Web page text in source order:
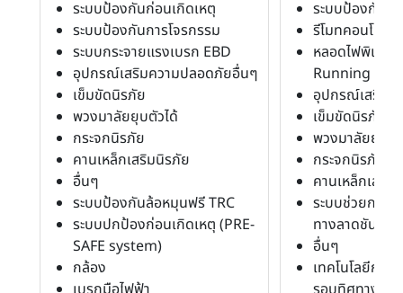
ระบบป้องกันก่อนเกิดเหตุ
ระบบป้องกันการโจรกรรม
ระบบกระจายแรงเบรก EBD
อุปกรณ์เสริมความปลอดภัยอื่นๆ
เข็มขัดนิรภัย
พวงมาลัยยุบตัวได้
กระจกนิรภัย
คานเหล็กเสริมนิรภัย
อื่นๆ
ระบบป้องกันล้อหมุนฟรี TRC
ระบบปกป้องก่อนเกิดเหตุ (PRE-
SAFE system)
กล้อง
ระบบป้องกันก่
รีโมทคอนโทรล
หลอดไฟพิเศษ
Running
อุปกรณ์เสริม
เข็มขัดนิรภัย
พวงมาลัยยุบตั
กระจกนิรภัย
คานเหล็กเสริ
ระบบช่วยการ
ทางลาดชัน
อื่นๆ
เทคโนโลยีกล้